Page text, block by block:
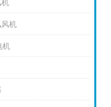
机
风机
机